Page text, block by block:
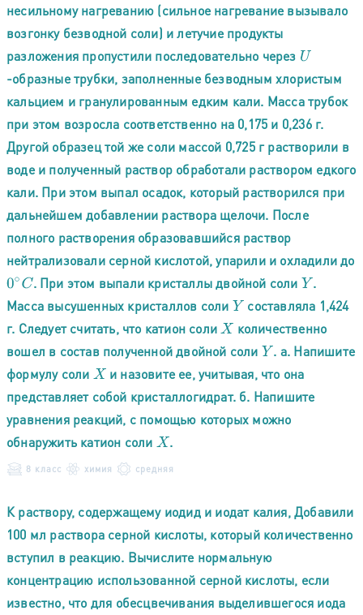
несильному нагреванию (сильное нагревание вызывало
возгонку безводной соли) и летучие продукты
разложения пропустили последовательно через U
-образные трубки, заполненные безводным хлористым
кальцием и гранулированным едким кали. Масса трубок
при этом возросла соответственно на 0,175 и 0,236 г.
Другой образец той же соли массой 0,725 г растворили в
воде и полученный раствор обработали раствором едкого
кали. При этом выпал осадок, который растворился при
дальнейшем добавлении раствора щелочи. После
полного растворения образовавшийся раствор
нейтрализовали серной кислотой, упарили и охладили до
0∘C . При этом выпали кристаллы двойной соли Y .
Масса высушенных кристаллов соли Y составляла 1,424
г. Следует считать, что катион соли X
количественно
вошел в состав полученной двойной соли Y . а. Напишите
формулу соли X и назовите ее, учитывая, что она
представляет собой кристаллогидрат. б. Напишите
уравнения реакций, с помощью которых можно
обнаружить катион соли X .
8 класс химия средняя
К раствору, содержащему иодид и иодат калия, Добавили
100 мл раствора серной кислоты, который количественно
вступил в реакцию. Вычислите нормальную
концентрацию использованной серной кислоты, если
известно, что для обесцвечивания выделившегося иода